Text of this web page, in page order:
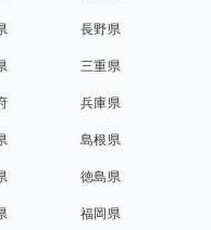
長野県
三重県
兵庫県
島根県
徳島県
福岡県